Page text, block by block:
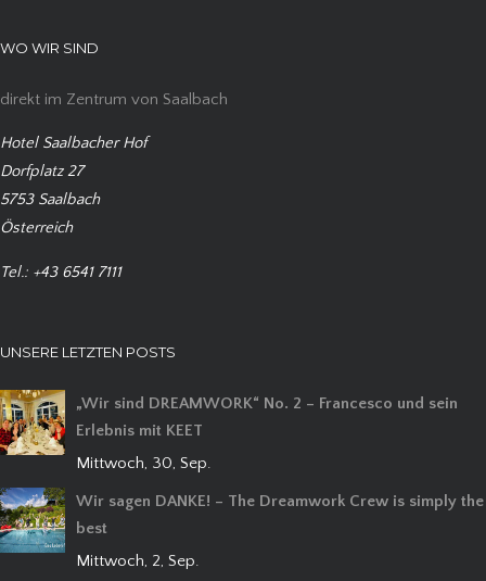
WO WIR SIND
direkt im Zentrum von Saalbach
Hotel Saalbacher Hof
Dorfplatz 27
5753 Saalbach
Österreich
Tel.: +43 6541 7111
UNSERE LETZTEN POSTS
„Wir sind DREAMWORK“ No. 2 – Francesco und sein
Erlebnis mit KEET
Mittwoch, 30, Sep.
Wir sagen DANKE! – The Dreamwork Crew is simply the
best
Mittwoch, 2, Sep.